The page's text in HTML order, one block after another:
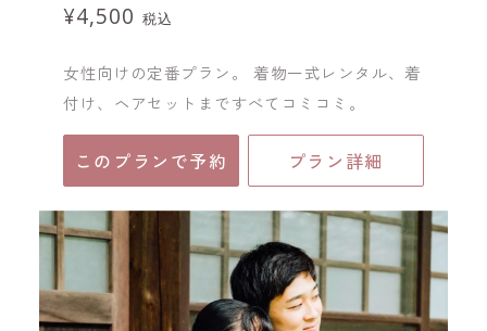
¥4,500 税込
女性向けの定番プラン。 着物一式レンタル、着
付け、ヘアセットまですべてコミコミ。
このプランで予約 プラン詳細